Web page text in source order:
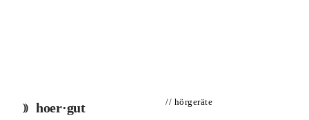
hoer·gut // hörgeräte